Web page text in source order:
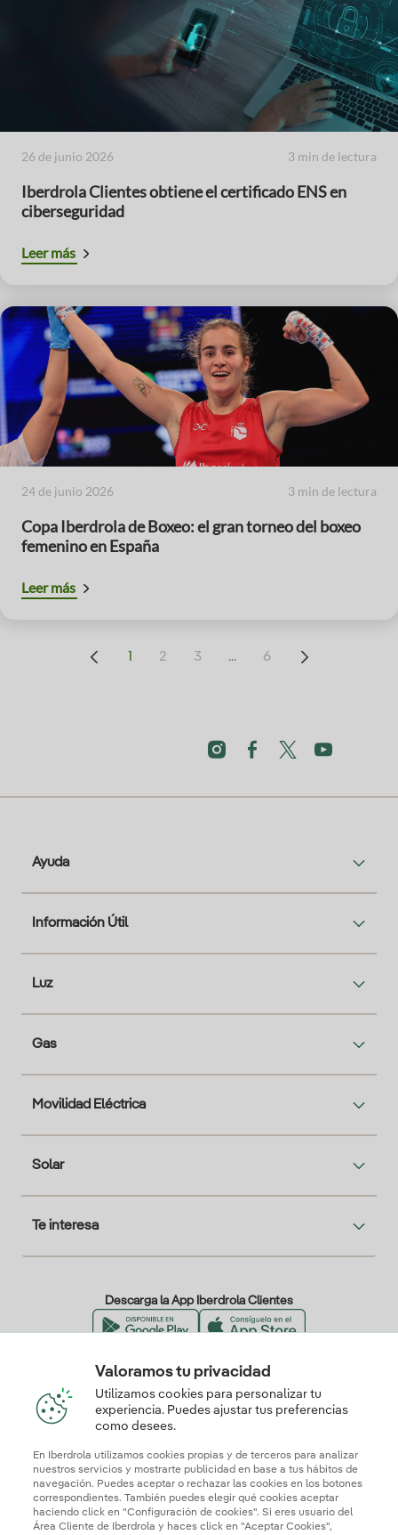
26 de junio 2026 3 min de lectura
Iberdrola Clientes obtiene el certificado ENS en
ciberseguridad
Leer más
24 de junio 2026 3 min de lectura
Copa Iberdrola de Boxeo: el gran torneo del boxeo
femenino en España
Leer más
1 2 3 ... 6
Ayuda
Información Útil
Luz
Gas
Movilidad Eléctrica
Solar
Te interesa
Descarga la App Iberdrola Clientes
Nuestros certificados de confianza
Valoramos tu privacidad
Utilizamos cookies para personalizar tu
experiencia. Puedes ajustar tus preferencias
como desees.
En Iberdrola utilizamos cookies propias y de terceros para analizar
nuestros servicios y mostrarte publicidad en base a tus hábitos de
navegación. Puedes aceptar o rechazar las cookies en los botones
correspondientes. También puedes elegir qué cookies aceptar
haciendo click en "Configuración de cookies". Si eres usuario del
Área Cliente de Iberdrola y haces click en "Aceptar Cookies",